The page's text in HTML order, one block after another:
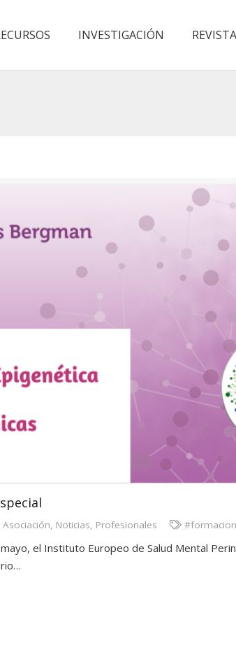
INVESTIGACIÓN
Asociación, Noticias, Profesionales #formacion
el Instituto Europeo de Salud Mental